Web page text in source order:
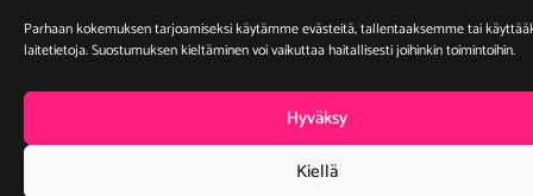
Parhaan kokemuksen tarjoamiseksi käytämme evästeitä, tallentaaksemme tai
laitetietoja. Suostumuksen kieltäminen voi vaikuttaa haitallisesti joihinkin toimintoihin.
Hyväksy
Kiellä